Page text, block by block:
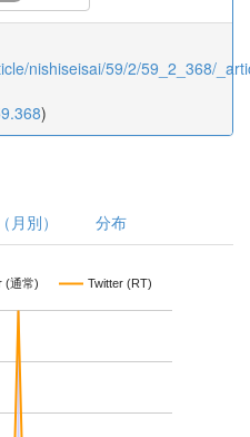
nishiseisai/59/2/59_2_368/
)
月別） 分布
(通常) Twitter (RT)